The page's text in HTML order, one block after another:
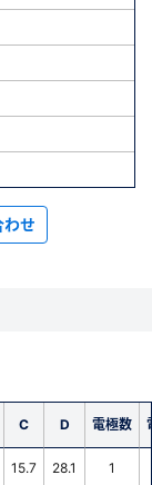
わせ
C D 電極数
15.7 28.1
1
す。
問い合わせくださ